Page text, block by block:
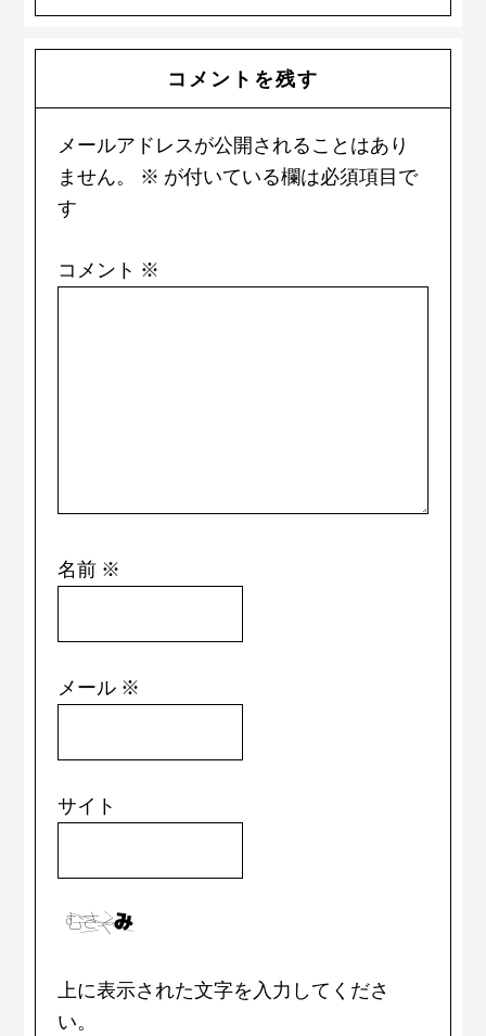
Interactions
コメントを残す
メールアドレスが公開されることはあり
ません。
※ が付いている欄は必須項目で
す
コメント ※
名前 ※
メール ※
サイト
上に表示された文字を入力してくださ
い。